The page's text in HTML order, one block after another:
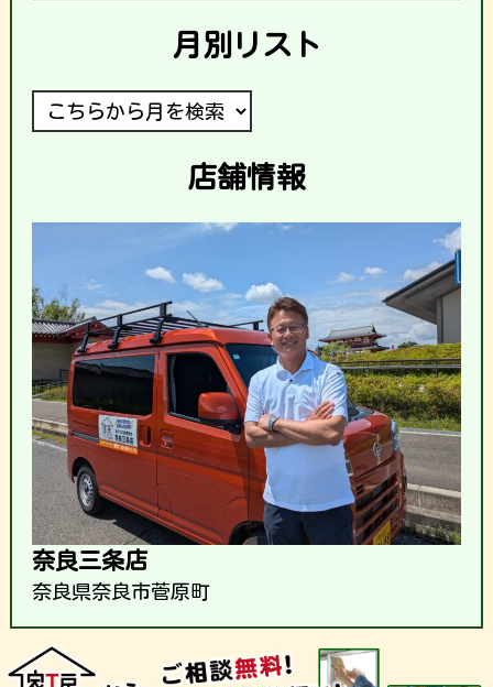
月別リスト
店舗情報
奈良三条店
奈良県奈良市菅原町